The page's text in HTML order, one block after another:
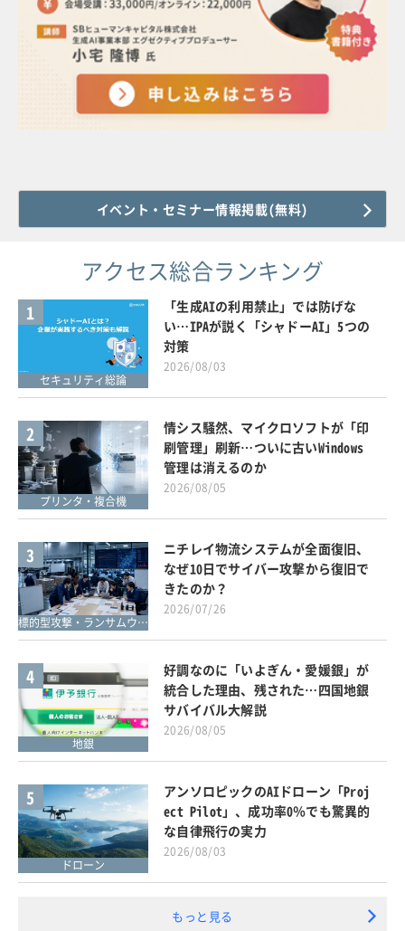
イベント・セミナー情報掲載(無料)
アクセス総合ランキング
1
セキュリティ総論
「生成AIの利用禁止」では防げな
い…IPAが説く「シャドーAI」5つの
対策
2026/08/03
2
プリンタ・複合機
情シス騒然、マイクロソフトが「印
刷管理」刷新…ついに古いWindows
管理は消えるのか
2026/08/05
3
標的型攻撃・ランサムウェア対策
ニチレイ物流システムが全面復旧、
なぜ10日でサイバー攻撃から復旧で
きたのか？
2026/07/26
4
地銀
好調なのに「いよぎん・愛媛銀」が
統合した理由、残された…四国地銀
サバイバル大解説
2026/08/05
5
ドローン
アンソロピックのAIドローン「Proj
ect Pilot」、成功率0％でも驚異的
な自律飛行の実力
2026/08/03
もっと見る